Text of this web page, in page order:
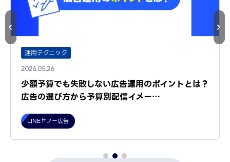
運用テクニック
2026.05.26
少額予算でも失敗しない広告運用のポイントとは？
広告の選び方から予算別配信イメー…
LINEヤフー広告